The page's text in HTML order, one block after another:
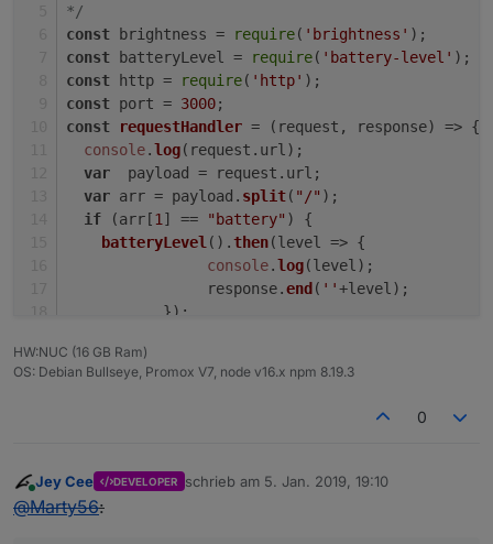
*/
const brightness = require( 'brightness' );
const batteryLevel = require( 'battery-level' );
const http = require( 'http' );
const port = 3000;
const
requestHandler = ( request, response) => {
console.log(request. url );
var
  payload = request.
url ;
var arr = payload. split( "/" );
if (arr[1 ] == "battery" ) {
batteryLevel ().then(level => {
console.log(level);
		response.
end( ''+level);
	   });
if (arr[
var value = Number(arr[
'Changed
	   response.
end( 'Changed brightness to '
  }
}
HW:NUC (16 GB Ram)
OS: Debian Bullseye, Promox V7, node v16.x npm 8.19.3
0
Online
Jey Cee DEVELOPER schrieb am 5. Jan. 2019, 19:10
zuletzt editiert von
@Marty56: